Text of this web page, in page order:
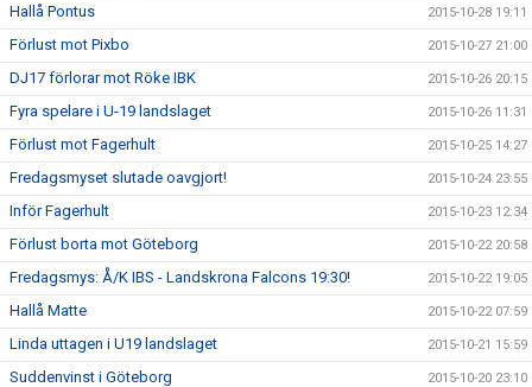
Hallå Pontus 2015-10-28 19:11
Förlust mot Pixbo 2015-10-27 21:00
DJ17 förlorar mot Röke IBK 2015-10-26 20:15
Fyra spelare i U-19 landslaget 2015-10-26 11:31
Förlust mot Fagerhult 2015-10-25 14:27
Fredagsmyset slutade oavgjort! 2015-10-24 23:55
Inför Fagerhult 2015-10-23 12:34
Förlust borta mot Göteborg 2015-10-22 20:58
Fredagsmys: Å/K IBS - Landskrona Falcons 19:30! 2015-10-22 19:05
Hallå Matte 2015-10-22 07:59
Linda uttagen i U19 landslaget 2015-10-21 15:59
Suddenvinst i Göteborg 2015-10-20 23:10